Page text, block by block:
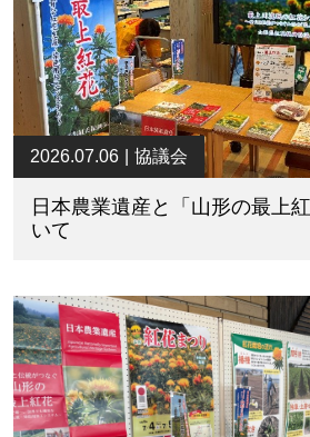
2026.07.06 協議会
日本農業遺産と「山形の最上
いて